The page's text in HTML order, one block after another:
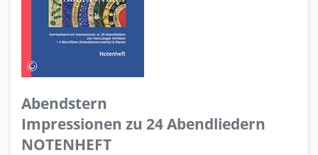
Abendstern
Impressionen zu 24 Abendliedern
NOTENHEFT